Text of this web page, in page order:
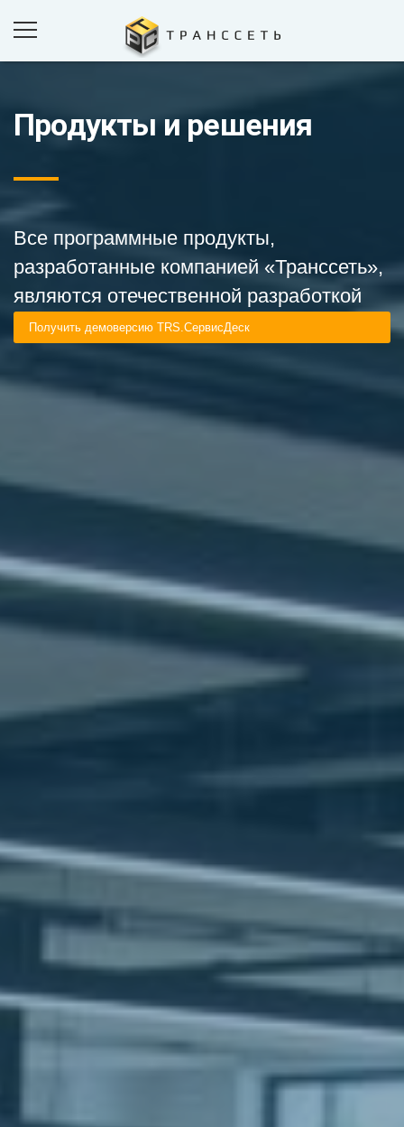
ПРОДУКТЫ И РЕШЕНИЯ
КОМПАНИЯ
НОВОСТИ
КОНТАКТЫ
ОБРАТНАЯ СВЯЗЬ
Продукты и решения
Все программные продукты,
разработанные компанией «Транссеть»,
являются отечественной разработкой
Получить демоверсию TRS.СервисДеск